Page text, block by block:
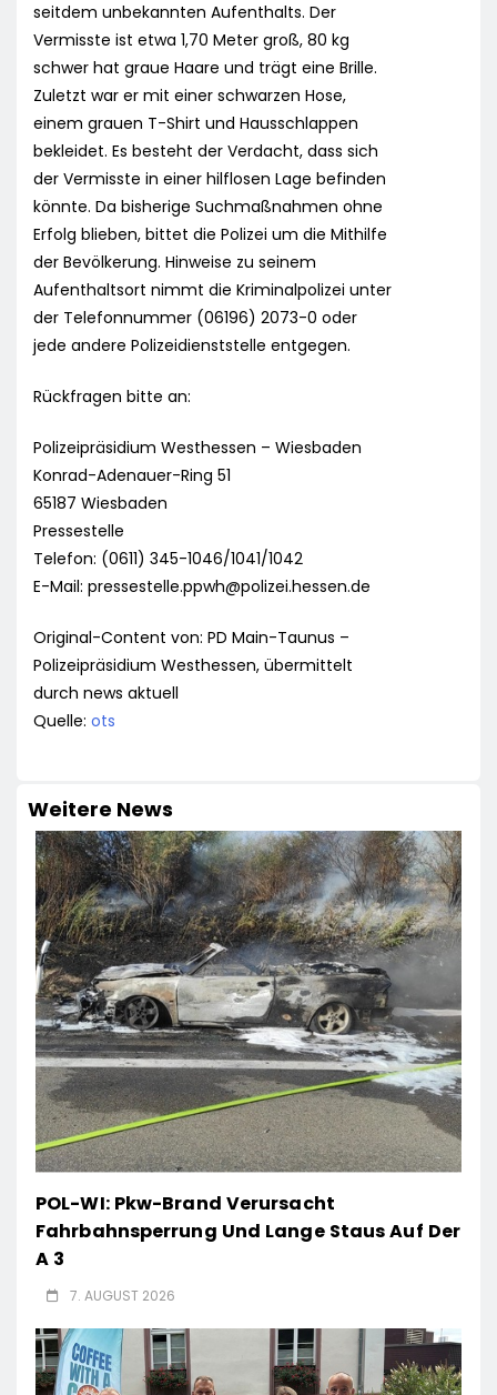
seitdem unbekannten Aufenthalts. Der
Vermisste ist etwa 1,70 Meter groß, 80 kg
schwer hat graue Haare und trägt eine Brille.
Zuletzt war er mit einer schwarzen Hose,
einem grauen T-Shirt und Hausschlappen
bekleidet. Es besteht der Verdacht, dass sich
der Vermisste in einer hilflosen Lage befinden
könnte. Da bisherige Suchmaßnahmen ohne
Erfolg blieben, bittet die Polizei um die Mithilfe
der Bevölkerung. Hinweise zu seinem
Aufenthaltsort nimmt die Kriminalpolizei unter
der Telefonnummer (06196) 2073-0 oder
jede andere Polizeidienststelle entgegen.
Rückfragen bitte an:
Polizeipräsidium Westhessen – Wiesbaden
Konrad-Adenauer-Ring 51
65187 Wiesbaden
Pressestelle
Telefon: (0611) 345-1046/1041/1042
E-Mail: pressestelle.ppwh@polizei.hessen.de
Original-Content von: PD Main-Taunus –
Polizeipräsidium Westhessen, übermittelt
durch news aktuell
Quelle: ots
Weitere News
POL-WI: Pkw-Brand Verursacht
Fahrbahnsperrung Und Lange Staus Auf Der
A 3
7. AUGUST 2026